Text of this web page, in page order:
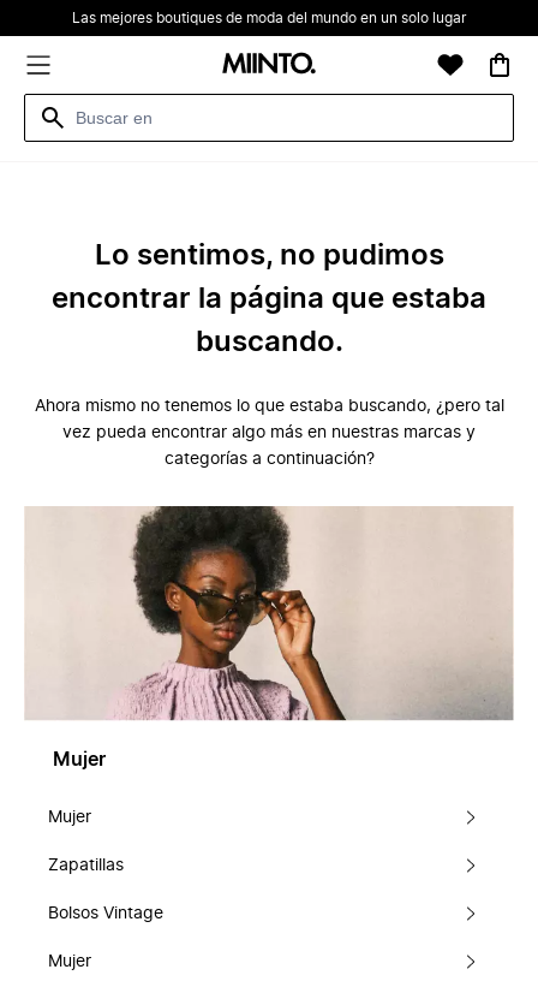
Las mejores boutiques de moda del mundo en un solo lugar
Lo sentimos, no pudimos
encontrar la página que estaba
buscando.
Ahora mismo no tenemos lo que estaba buscando, ¿pero tal
vez pueda encontrar algo más en nuestras marcas y
categorías a continuación?
Mujer
Mujer
Zapatillas
Bolsos Vintage
Mujer